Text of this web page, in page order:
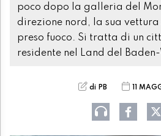
poco dopo la galleria del
direzione nord, la sua
preso fuoco. Si tratta di un
residente nel Land del
di PB 11